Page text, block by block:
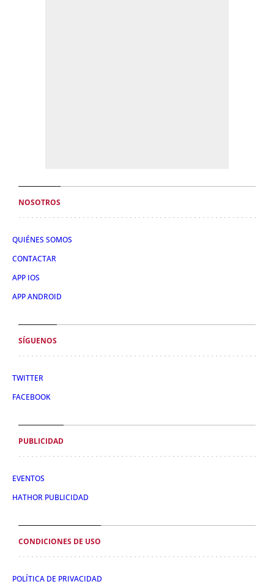
NOSOTROS
QUIÉNES SOMOS
CONTACTAR
APP IOS
APP ANDROID
SÍGUENOS
TWITTER
FACEBOOK
PUBLICIDAD
EVENTOS
HATHOR PUBLICIDAD
CONDICIONES DE USO
POLÍTICA DE PRIVACIDAD